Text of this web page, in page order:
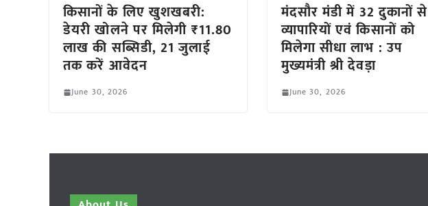
किसानों के लिए खुशखबरी:
डेयरी खोलने पर मिलेगी ₹11.80
लाख की सब्सिडी, 21 जुलाई
तक करें आवेदन
June 30, 2026
मंदसौर मंडी में 32 दुकानों से
व्यापारियों एवं किसानों को
मिलेगा सीधा लाभ : उप
मुख्यमंत्री श्री देवड़ा
June 30, 2026